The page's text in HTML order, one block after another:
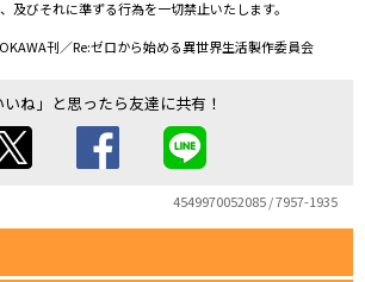
及びそれに準ずる行為を一切禁止いたします。
刊／Re:ゼロから始める異世界生活製作委員会
いね」と思ったら友達に共有！
4549970052085 / 7957-1935